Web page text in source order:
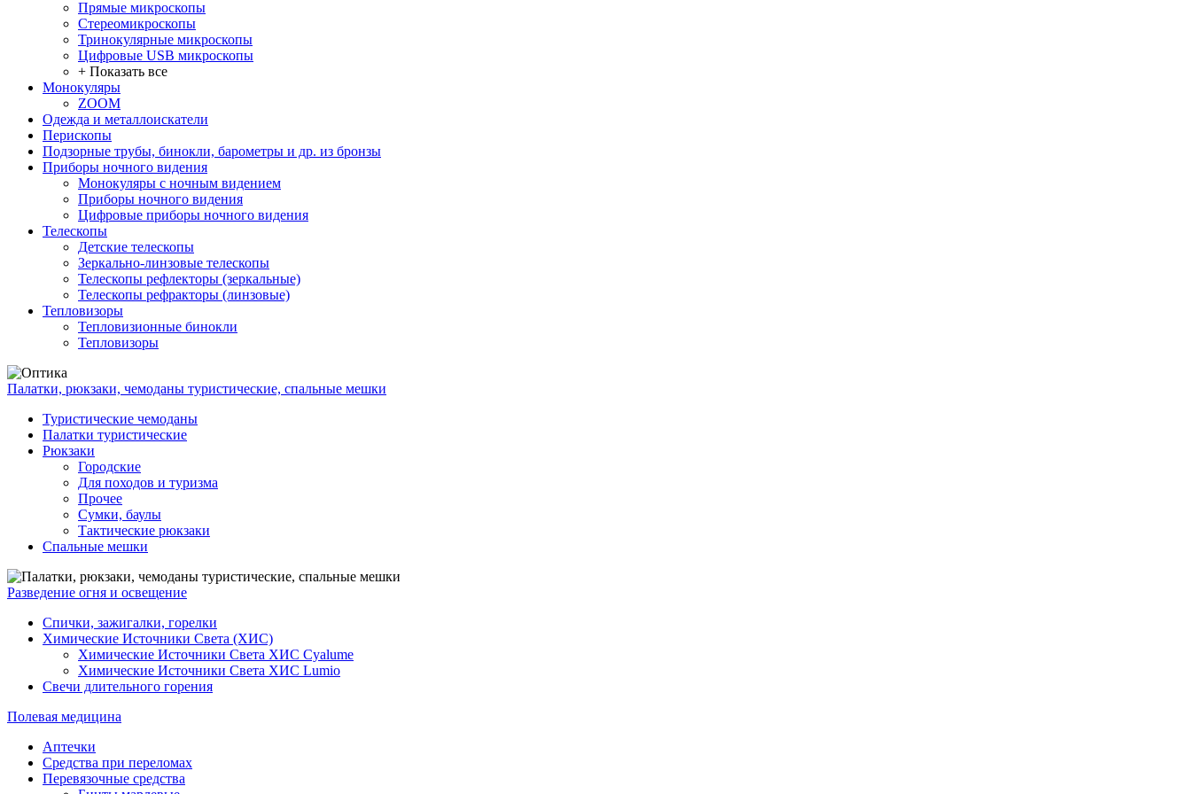
Прямые микроскопы
Стереомикроскопы
Тринокулярные микроскопы
Цифровые USB микроскопы
+ Показать все
Монокуляры
ZOOM
Одежда и металлоискатели
Перископы
Подзорные трубы, бинокли, барометры и др. из бронзы
Приборы ночного видения
Монокуляры с ночным видением
Приборы ночного видения
Цифровые приборы ночного видения
Телескопы
Детские телескопы
Зеркально-линзовые телескопы
Телескопы рефлекторы (зеркальные)
Телескопы рефракторы (линзовые)
Тепловизоры
Тепловизионные бинокли
Тепловизоры
Палатки, рюкзаки, чемоданы туристические, спальные мешки
Туристические чемоданы
Палатки туристические
Рюкзаки
Городские
Для походов и туризма
Прочее
Сумки, баулы
Тактические рюкзаки
Спальные мешки
Разведение огня и освещение
Спички, зажигалки, горелки
Химические Источники Света (ХИС)
Химические Источники Света ХИС Cyalume
Химические Источники Света ХИС Lumio
Свечи длительного горения
Полевая медицина
Аптечки
Средства при переломах
Перевязочные средства